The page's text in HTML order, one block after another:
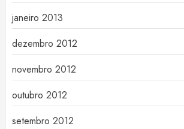
janeiro 2013
dezembro 2012
novembro 2012
outubro 2012
setembro 2012